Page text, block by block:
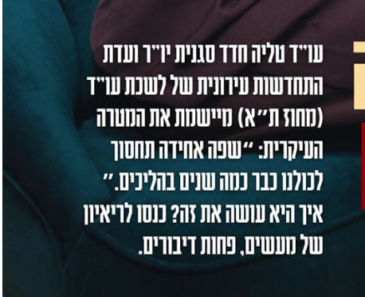
הפרויקט שלך שווה יותר!
תגור איפה שאתה רוצה, תקנה איפה